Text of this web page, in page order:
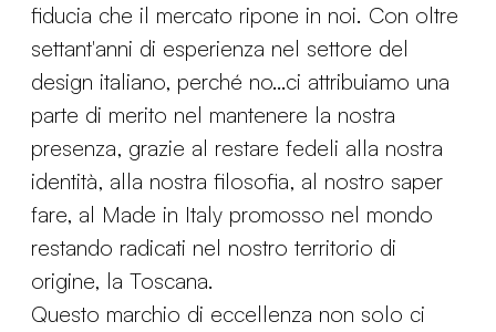
fiducia che il mercato ripone in noi. Con oltre
settant'anni di esperienza nel settore del
design italiano, perché no…ci attribuiamo una
parte di merito nel mantenere la nostra
presenza, grazie al restare fedeli alla nostra
identità, alla nostra filosofia, al nostro saper
fare, al Made in Italy promosso nel mondo
restando radicati nel nostro territorio di
origine, la Toscana.
Questo marchio di eccellenza non solo ci